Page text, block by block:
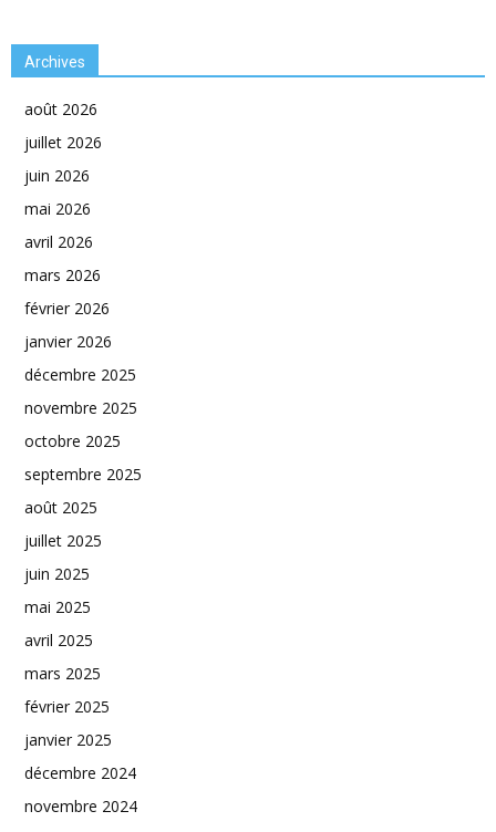
Archives
août 2026
juillet 2026
juin 2026
mai 2026
avril 2026
mars 2026
février 2026
janvier 2026
décembre 2025
novembre 2025
octobre 2025
septembre 2025
août 2025
juillet 2025
juin 2025
mai 2025
avril 2025
mars 2025
février 2025
janvier 2025
décembre 2024
novembre 2024